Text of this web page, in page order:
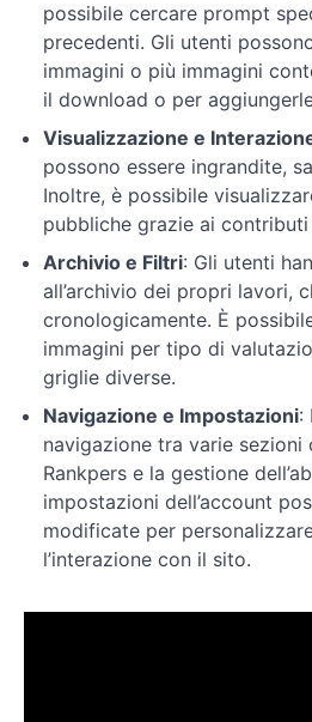
prompt
di
Midjourney
Modalità
e
settaggi
Prompt
con
Prompt
avanzati
Extra
possibile cercare prompt
precedenti. Gli utenti
immagini o più immagini
il download o per
Visualizzazione e
possono essere ingrandite,
Inoltre, è possibile
pubbliche grazie ai
Archivio e Filtri: Gli utenti
all’archivio dei propri lavori,
cronologicamente. È
immagini per tipo di
griglie diverse.
Navigazione e Impostazioni:
navigazione tra varie sezioni
Rankpers e la gestione
impostazioni dell’account
modificate per
l’interazione con il sito.